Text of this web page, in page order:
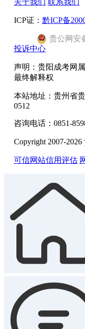
关于我们 联系我们
ICP证： 黔ICP备
贵公网安
投诉中心
声明：贵阳成考网
最终解释权
本站地址：贵州省
0512
咨询电话：0851-
Copyright 2007-
可信网站信用评估